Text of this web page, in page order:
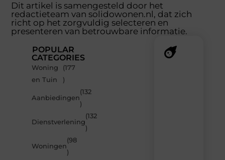
Dit artikel is samengesteld door het
redactieteam van solidowonen.nl, dat zich
richt op het zorgvuldig selecteren en
presenteren van betrouwbare informatie.
POPULAR
CATEGORIES
Woning
en Tuin
(177
)
Aanbiedingen
(132
)
Dienstverlening
(132
)
Woningen
(98
)